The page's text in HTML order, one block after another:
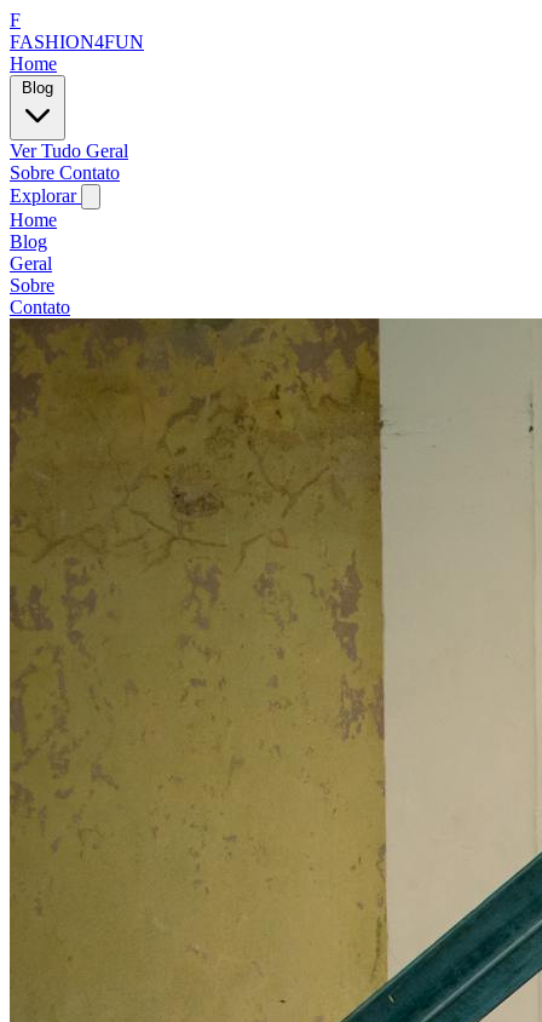
F
FASHION4FUN
Home
Ver Tudo Geral
Sobre Contato
Explorar
Home
Blog
Geral
Sobre
Contato